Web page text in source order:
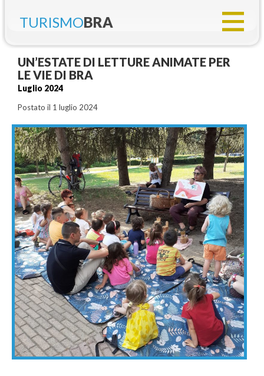
TURISMOBRA
UN’ESTATE DI LETTURE ANIMATE PER
LE VIE DI BRA
Luglio 2024
Postato il 1 luglio 2024